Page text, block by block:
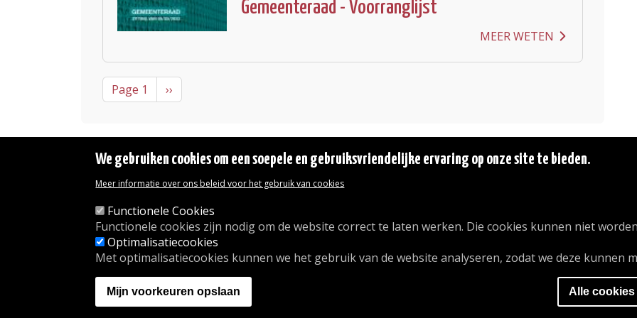
Gemeenteraad - Voorranglijst
MEER WETEN
Pagination
Page 1 Next page
››
Wettelijke vermeldingen
Toegankelijkheidsverklaring
Transparantie
Toegang tot het Gemeentehuis
De gemeente diensten
Organogram
Contact
Tel. : 02/676.48.11.
We gebruiken cookies om een soepele en gebruiksvriendelijke ervaring op onze site te bieden.
Meer informatie over ons beleid voor het gebruik van cookies
Functionele Cookies
Functionele cookies zijn nodig om de website correct te laten werken. Die cookies kunnen niet
Optimalisatiecookies
Met optimalisatiecookies kunnen we het gebruik van de website analyseren, zodat we deze kunnen
Mijn voorkeuren opslaan Alle cookies